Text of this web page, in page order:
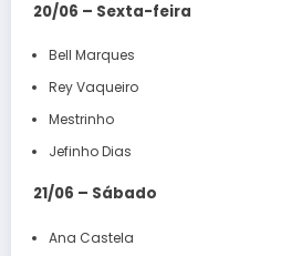
20/06 – Sexta-feira
Bell Marques
Rey Vaqueiro
Mestrinho
Jefinho Dias
21/06 – Sábado
Ana Castela